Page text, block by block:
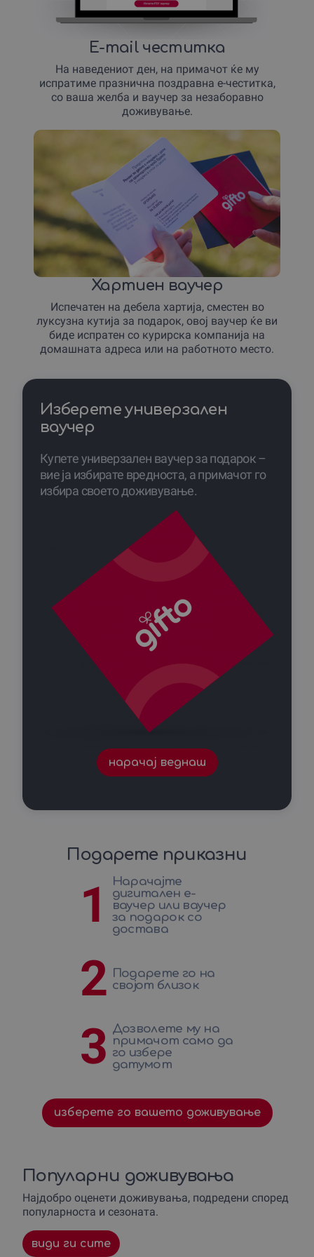
E-mail честитка
На наведениот ден, на примачот ќе му
испратиме празнична поздравна е-честитка,
со ваша желба и ваучер за незаборавно
доживување.
Хартиен ваучер
Испечатен на дебела хартија, сместен во
луксузна кутија за подарок, овој ваучер ќе ви
биде испратен со курирска компанија на
домашната адреса или на работното место.
Изберете универзален
ваучер
Купете универзален ваучер за подарок –
вие ја избирате вредноста, а примачот го
избира своето доживување.
нарачај веднаш
Подарете приказни
1
Нарачајте
дигитален е-
ваучер или ваучер
за подарок со
достава
2
Подарете го на
својот близок
3 Дозволете му на
примачот само да
го избере
датумот
изберете го вашето доживување
Популарни доживувања
Најдобро оценети доживувања, подредени според
популарноста и сезоната.
види ги сите